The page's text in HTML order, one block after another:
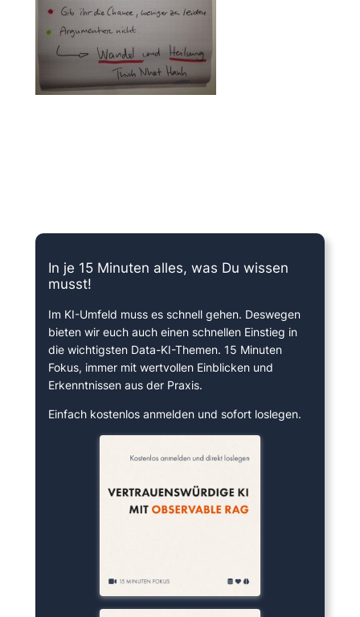
In je 15 Minuten alles, was Du wissen
musst!
Im KI-Umfeld muss es schnell gehen. Deswegen
bieten wir euch auch einen schnellen Einstieg in
die wichtigsten Data-KI-Themen. 15 Minuten
Fokus, immer mit wertvollen Einblicken und
Erkenntnissen aus der Praxis.
Einfach kostenlos anmelden und sofort loslegen.